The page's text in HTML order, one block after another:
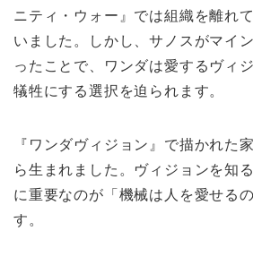
ニティ・ウォー』では組織を離れ
いました。しかし、サノスがマイ
ったことで、ワンダは愛するヴィ
犠牲にする選択を迫られます。
『ワンダヴィジョン』で描かれた
ら生まれました。ヴィジョンを知
に重要なのが「機械は人を愛せる
す。